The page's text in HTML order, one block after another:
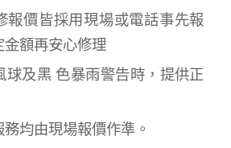
報價皆採用現場或電話事先報
額再安心修理
球及黑 色暴雨警告時，提供正
均由現場報價作準。